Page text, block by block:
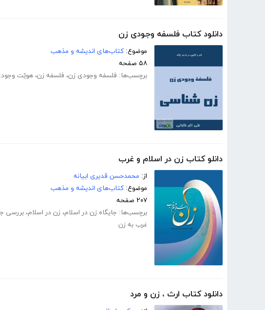
دانلود کتاب فلسفه وجودی زن
موضوع: کتاب‌های اندیشه و مذهب
۵۸ صفحه
برچسب‌ها: فلسفه وجودی زن، فلسفه زن، ھویّت
دانلو کتاب زن در اسلام و غرب
از: محمدحسن قدیری ابیانه
موضوع: کتاب‌های اندیشه و مذهب
۲۰۷ صفحه
برچسب‌ها: جایگاه زن در اسلام، زن در اسلام، بررسی
غرب به زن
دانلود کتاب ارث ، زن و مرد